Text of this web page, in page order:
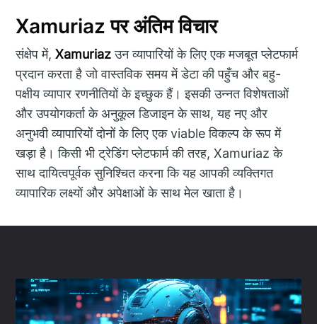
Xamuriaz पर अंतिम विचार
संक्षेप में,Xamuriazउन व्यापारियों के लिए एक मजबूत प्लेटफार्म
प्रदान करता है जो वास्तविक समय में डेटा की पहुँच और बहु-
पक्षीय व्यापार रणनीतियों के इच्छुक हैं। इसकी उन्नत विशेषताओं
और उपयोगकर्ता के अनुकूल डिजाइन के साथ, यह नए और
अनुभवी व्यापारियों दोनों के लिए एक viable विकल्प के रूप में
खड़ा है। किसी भी ट्रेडिंग प्लेटफार्म की तरह, Xamuriaz के
साथ दायित्वपूर्वक सुनिश्चित करना कि यह आपकी व्यक्तिगत
व्यापारिक लक्ष्यों और अपेक्षाओं के साथ मेल खाता है।